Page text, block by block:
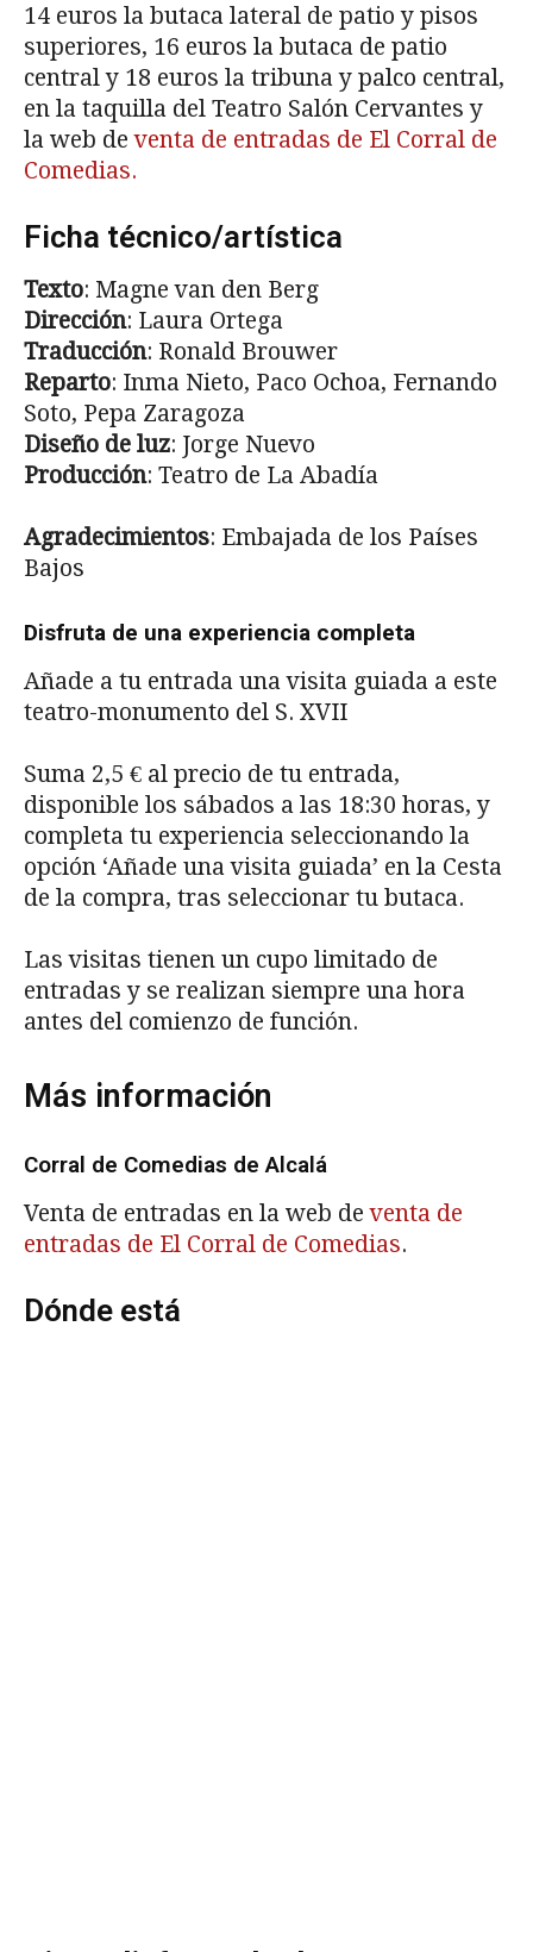
14 euros la butaca lateral de patio y pisos
superiores, 16 euros la butaca de patio
central y 18 euros la tribuna y palco central,
en la taquilla del Teatro Salón Cervantes y
la web deventa de entradas de El Corral de
Comedias.
Ficha técnico/artística
Texto: Magne van den Berg
Dirección: Laura Ortega
Traducción: Ronald Brouwer
Reparto: Inma Nieto, Paco Ochoa, Fernando
Soto, Pepa Zaragoza
Diseño de luz: Jorge Nuevo
Producción: Teatro de La Abadía
Agradecimientos: Embajada de los Países
Bajos
Disfruta de una experiencia completa
Añade a tu entrada una visita guiada a este
teatro-monumento del S. XVII
Suma 2,5 € al precio de tu entrada,
disponible los sábados a las 18:30 horas, y
completa tu experiencia seleccionando la
opción ‘Añade una visita guiada’ en la Cesta
de la compra, tras seleccionar tu butaca.
Las visitas tienen un cupo limitado de
entradas y se realizan siempre una hora
antes del comienzo de función.
Más información
Corral de Comedias de Alcalá
Venta de entradas en la web deventa de
entradas de El Corral de Comedias.
Dónde está